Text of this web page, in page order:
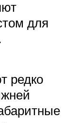
для
редко